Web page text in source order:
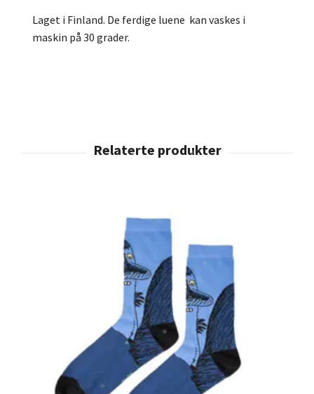
Laget i Finland. De ferdige luene kan vaskes i
maskin på 30 grader.